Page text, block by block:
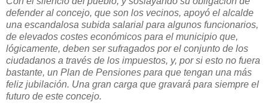
defender al concejo, que son los vecinos, apoyó el alcalde
una escandalosa subida salarial para algunos funcionarios,
de elevados costes económicos para el municipio que,
lógicamente, deben ser sufragados por el conjunto de los
ciudadanos a través de los impuestos, y, por si esto no fuera
bastante, un Plan de Pensiones para que tengan una más
feliz jubilación. Una gran carga que gravará para siempre el
futuro de este concejo.